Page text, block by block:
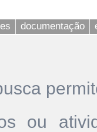
documentação
ou